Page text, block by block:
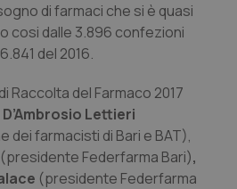
di farmaci che si è quasi
cosi dalle 3.896 confezioni
del 2016.
Raccolta del Farmaco 2017
D’Ambrosio Lettieri
dei farmacisti di Bari e BAT),
(presidente Federfarma Bari),
(presidente Federfarma